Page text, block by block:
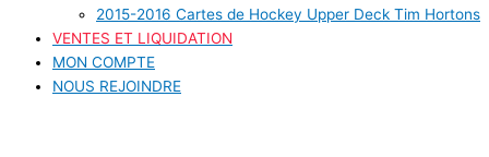
2015-2016 Cartes de Hockey Upper Deck Tim Hortons
VENTES ET LIQUIDATION
MON COMPTE
NOUS REJOINDRE